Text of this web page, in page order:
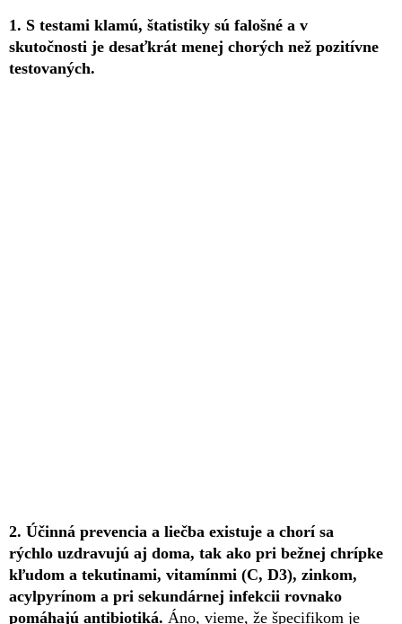
1. S testami klamú, štatistiky sú falošné a v
skutočnosti je desaťkrát menej chorých než pozitívne
testovaných.
2. Účinná prevencia a liečba existuje a chorí sa
rýchlo uzdravujú aj doma, tak ako pri bežnej chrípke
kľudom a tekutinami, vitamínmi (C, D3), zinkom,
acylpyrínom a pri sekundárnej infekcii rovnako
pomáhajú antibiotiká. Áno, vieme, že špecifikom je